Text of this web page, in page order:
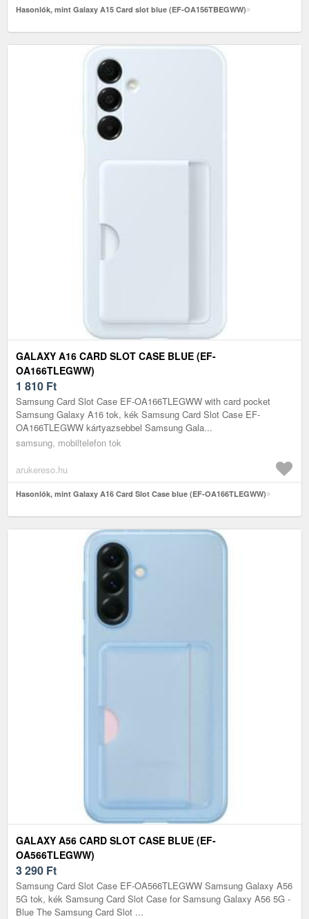
Hasonlók, mint Galaxy A15 Card slot blue (EF-OA156TBEGWW)
GALAXY A16 CARD SLOT CASE BLUE (EF-
OA166TLEGWW)
1 810 Ft
Samsung Card Slot Case EF-OA166TLEGWW with card pocket
Samsung Galaxy A16 tok, kék Samsung Card Slot Case EF-
OA166TLEGWW kártyazsebbel Samsung Gala...
samsung, mobiltelefon tok
arukereso.hu
Hasonlók, mint Galaxy A16 Card Slot Case blue (EF-OA166TLEGWW)
GALAXY A56 CARD SLOT CASE BLUE (EF-
OA566TLEGWW)
3 290 Ft
Samsung Card Slot Case EF-OA566TLEGWW Samsung Galaxy A56
5G tok, kék Samsung Card Slot Case for Samsung Galaxy A56 5G -
Blue The Samsung Card Slot ...